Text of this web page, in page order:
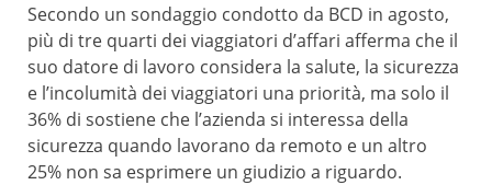
Secondo un sondaggio condotto da BCD in agosto,
più di tre quarti dei viaggiatori d’affari afferma che il
suo datore di lavoro considera la salute, la sicurezza
e l’incolumità dei viaggiatori una priorità, ma solo il
36% di sostiene che l’azienda si interessa della
sicurezza quando lavorano da remoto e un altro
25% non sa esprimere un giudizio a riguardo.